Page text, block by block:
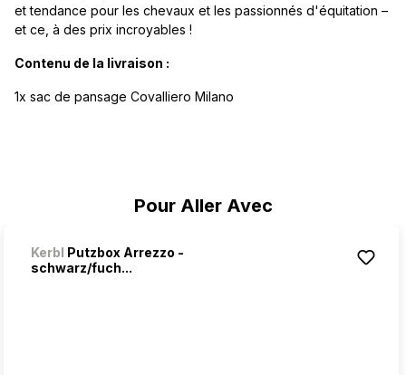
Pour Aller Avec
Kerbl Putzbox Arrezzo -
schwarz/fuch...
et tendance pour les chevaux et les passionnés d'équitation –
et ce, à des prix incroyables !
Contenu de la livraison :
1x sac de pansage Covalliero Milano